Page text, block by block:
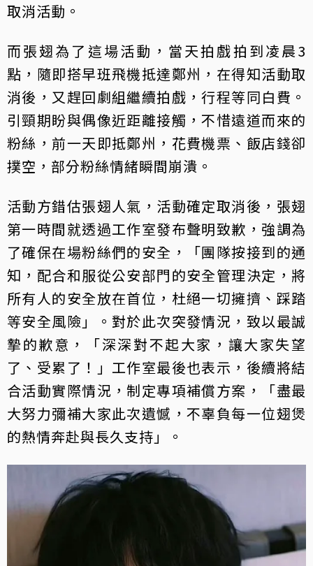
取消活動。
而張翅為了這場活動，當天拍戲拍到凌晨3
點，隨即搭早班飛機抵達鄭州，在得知活動取
消後，又趕回劇組繼續拍戲，行程等同白費。
引頸期盼與偶像近距離接觸，不惜遠道而來的
粉絲，前一天即抵鄭州，花費機票、飯店錢卻
撲空，部分粉絲情緒瞬間崩潰。
活動方錯估張翅人氣，活動確定取消後，張翅
第一時間就透過工作室發布聲明致歉，強調為
了確保在場粉絲們的安全，「團隊按接到的通
知，配合和服從公安部門的安全管理決定，將
所有人的安全放在首位，杜絕一切擁擠、踩踏
等安全風險」。對於此次突發情況，致以最誠
摯的歉意，「深深對不起大家，讓大家失望
了、受累了！」工作室最後也表示，後續將結
合活動實際情況，制定專項補償方案，「盡最
大努力彌補大家此次遺憾，不辜負每一位翅煲
的熱情奔赴與長久支持」。